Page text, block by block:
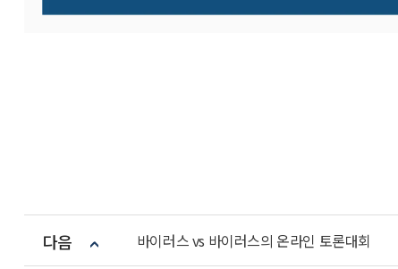
다음 바이러스 vs 바이러스의 온라인 토론대회